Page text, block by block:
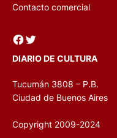
Contacto comercial
Facebook Twitter
DIARIO DE CULTURA
Tucumán 3808 – P.B.
Ciudad de Buenos Aires
Copyright 2009-2024